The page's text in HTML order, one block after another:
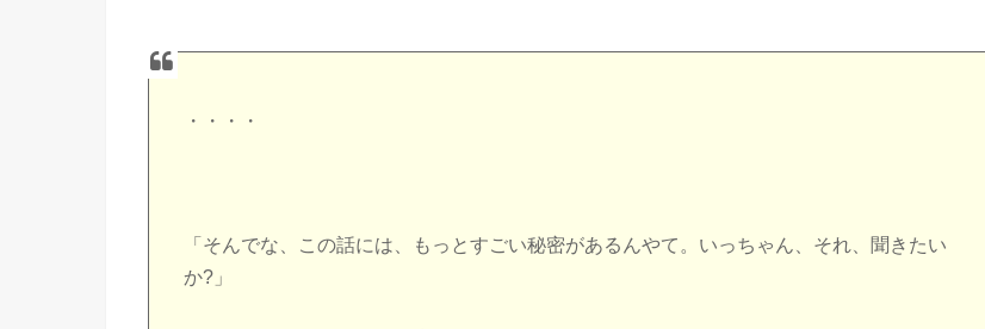
・・・・
「そんでな、この話には、もっとすごい秘密があるんやて。いっちゃん、それ、聞きたい
か?」